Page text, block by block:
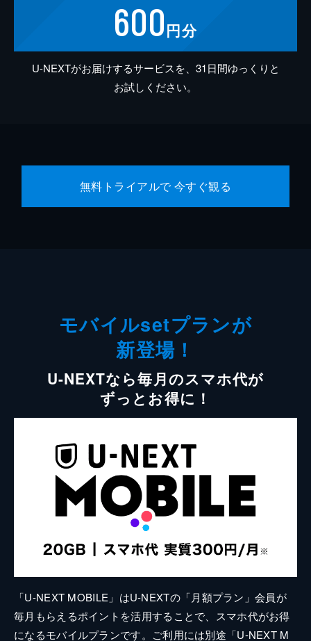
600円分
U-NEXTがお届けするサービスを、31日間ゆっくりと
お試しください。
無料トライアルで 今すぐ観る
モバイルsetプランが
新登場！
U-NEXTなら毎月のスマホ代が
ずっとお得に！
「U-NEXT MOBILE」はU-NEXTの「月額プラン」会員が
毎月もらえるポイントを活用することで、スマホ代がお得
になるモバイルプランです。ご利用には別途「U-NEXT M